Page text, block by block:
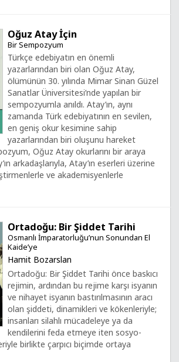
Oğuz Atay İçin
Bir Sempozyum
Türkçe edebiyatın en önemli
yazarlarından biri olan Oğuz Atay,
ölümünün 30. yılında Mimar Sinan Güzel
Sanatlar Üniversitesi’nde yapılan bir
sempozyumla anıldı. Atay’ın, aynı
zamanda Türk edebiyatının en sevilen,
en geniş okur kesimine sahip
yazarlarından biri oluşunu hareket
Oğuz Atay okurlarını bir araya
arkadaşlarıyla, Atay’ın eserleri üzerine
ve akademisyenlerle
Ortadoğu: Bir Şiddet Tarihi
Osmanlı İmparatorluğu’nun Sonundan El
Kaide’ye
Hamit Bozarslan
Ortadoğu: Bir Şiddet Tarihi önce baskıcı
rejimin, ardından bu rejime karşı isyanın
ve nihayet isyanın bastırılmasının aracı
olan şiddeti, dinamikleri ve kökenleriyle;
insanları silahlı mücadeleye ya da
kendilerini feda etmeye iten sosyo-
birlikte çarpıcı biçimde ortaya